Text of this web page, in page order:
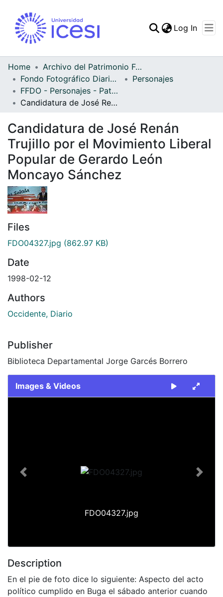
Statistics
Log In
Home
Archivo del Patrimonio Fotográfico y Fílmico del Valle del Cauca
Fondo Fotográfico Diario Occidente
Personajes
FFDO - Personajes - Patrimonial
Candidatura de José Renán Trujillo por el Movimiento Liberal Popular de Gerardo León Moncayo Sánchez
Candidatura de José Renán
Trujillo por el Movimiento Liberal
Popular de Gerardo León
Moncayo Sánchez
Files
FDO04327.jpg (862.97 KB)
Date
1998-02-12
Authors
Occidente, Diario
Publisher
Biblioteca Departamental Jorge Garcés Borrero
Images & Videos
FDO04327.jpg
Previous Next
Description
En el pie de foto dice lo siguiente: Aspecto del acto
político cumplido en Buga el sábado anterior cuando